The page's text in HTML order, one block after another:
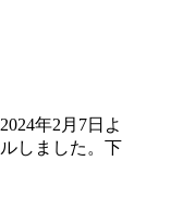
年2月7日よ
しました。下